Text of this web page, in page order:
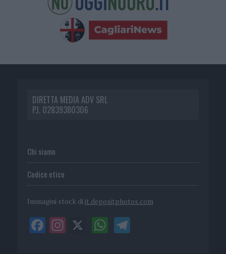
DIRETTA MEDIA ADV SRL
P.I. 02839380306
Chi siamo
Codice etico
Immagini stock di it.depositphotos.com